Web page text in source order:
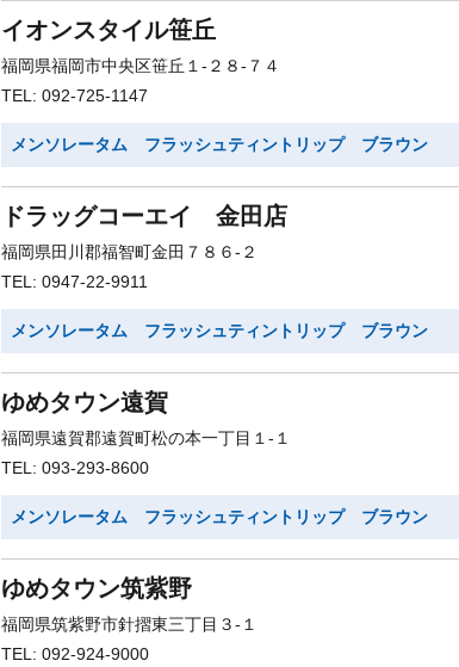
イオンスタイル笹丘
福岡県福岡市中央区笹丘１-２８-７４
TEL: 092-725-1147
メンソレータム フラッシュティントリップ ブラウン
ドラッグコーエイ 金田店
福岡県田川郡福智町金田７８６-２
TEL: 0947-22-9911
メンソレータム フラッシュティントリップ ブラウン
ゆめタウン遠賀
福岡県遠賀郡遠賀町松の本一丁目１-１
TEL: 093-293-8600
メンソレータム フラッシュティントリップ ブラウン
ゆめタウン筑紫野
福岡県筑紫野市針摺東三丁目３-１
TEL: 092-924-9000